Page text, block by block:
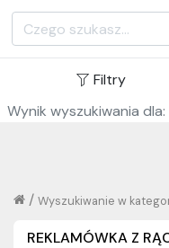
Filtry
Wynik wyszukiwania dla:
Wyszukiwanie w
/
REKLAMÓWKA Z